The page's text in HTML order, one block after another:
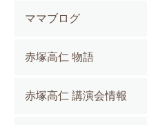
ママブログ
赤塚高仁 物語
赤塚高仁 講演会情報